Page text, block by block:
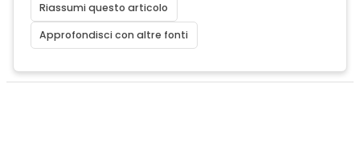
Riassumi questo articolo
Approfondisci con altre fonti